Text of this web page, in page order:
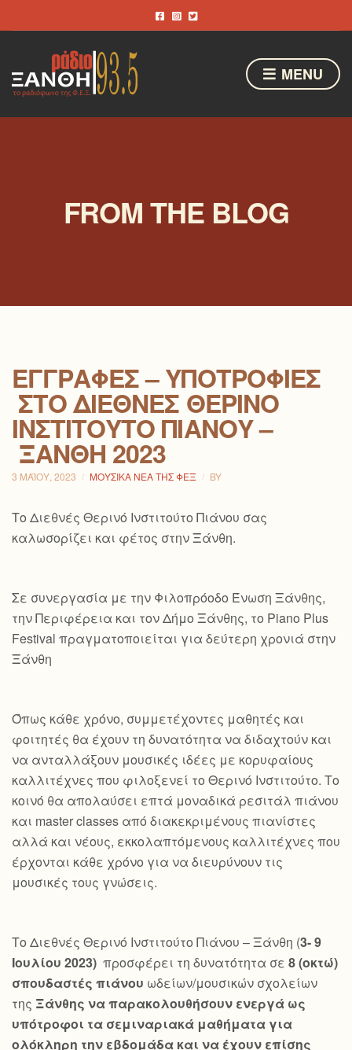
MENU
FROM THE BLOG
ΕΓΓΡΑΦΈΣ – ΥΠΟΤΡΟΦΊΕΣ
ΣΤΟ ΔΙΕΘΝΈΣ ΘΕΡΙΝΌ
ΙΝΣΤΙΤΟΎΤΟ ΠΙΆΝΟΥ –
ΞΆΝΘΗ 2023
3 ΜΑΪ́ΟΥ, 2023 ΜΟΥΣΙΚΆ ΝΈΑ ΤΗΣ ΦΕΞ BY
Το Διεθνές Θερινό Ινστιτούτο Πιάνου σας
καλωσορίζει και φέτος στην Ξάνθη.
Σε συνεργασία με την Φιλοπρόοδο Ένωση Ξάνθης,
την Περιφέρεια και τον Δήμο Ξάνθης, το Piano Plus
Festival πραγματοποιείται για δεύτερη χρονιά στην
Ξάνθη
Όπως κάθε χρόνο, συμμετέχοντες μαθητές και
φοιτητές θα έχουν τη δυνατότητα να διδαχτούν και
να ανταλλάξουν μουσικές ιδέες με κορυφαίους
καλλιτέχνες που φιλοξενεί το Θερινό Ινστιτούτο. Το
κοινό θα απολαύσει επτά μοναδικά ρεσιτάλ πιάνου
και master classes από διακεκριμένους πιανίστες
αλλά και νέους, εκκολαπτόμενους καλλιτέχνες που
έρχονται κάθε χρόνο για να διευρύνουν τις
μουσικές τους γνώσεις.
Το Διεθνές Θερινό Ινστιτούτο Πιάνου – Ξάνθη (3- 9
Ιουλίου 2023) προσφέρει τη δυνατότητα σε 8 (οκτώ)
σπουδαστές πιάνου ωδείων/μουσικών σχολείων
της Ξάνθης να παρακολουθήσουν ενεργά ως
υπότροφοι τα σεμιναριακά μαθήματα για
ολόκληρη την εβδομάδα και να έχουν επίσης